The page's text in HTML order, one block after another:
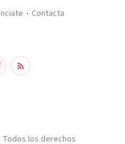
Contacta
Todos los derechos